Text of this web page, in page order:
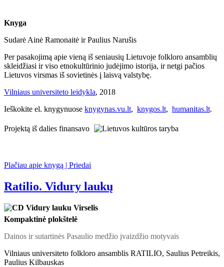
Knyga
Sudarė Ainė Ramonaitė ir Paulius Narušis
Per pasakojimą apie vieną iš seniausių Lietuvoje folkloro ansamblių
skleidžiasi ir viso etnokultūrinio judėjimo istorija, ir netgi pačios
Lietuvos virsmas iš sovietinės į laisvą valstybę.
Vilniaus universiteto leidykla, 2018
Ieškokite el. knygynuose knygynas.vu.lt, knygos.lt, humanitas.lt.
Projektą iš dalies finansavo
Plačiau apie knygą | Priedai
Ratilio. Vidury laukų
Kompaktinė plokštelė
Dainos ir sutartinės Pasaulio medžio įvaizdžio motyvais
Vilniaus universiteto folkloro ansamblis RATILIO, Saulius Petreikis,
Paulius Kilbauskas